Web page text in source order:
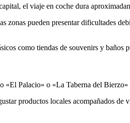
el viaje en coche dura
zonas pueden presentar dificultades
como tiendas de souvenirs y baños
«El Palacio» o «La Taberna del
productos locales acompañados